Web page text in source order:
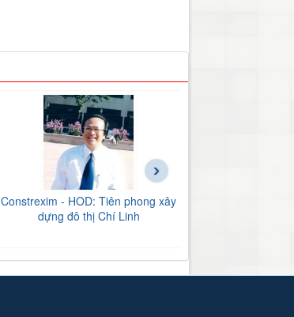
Constrexim - HOD: Tiên phong xây
dựng đô thị Chí Linh
›